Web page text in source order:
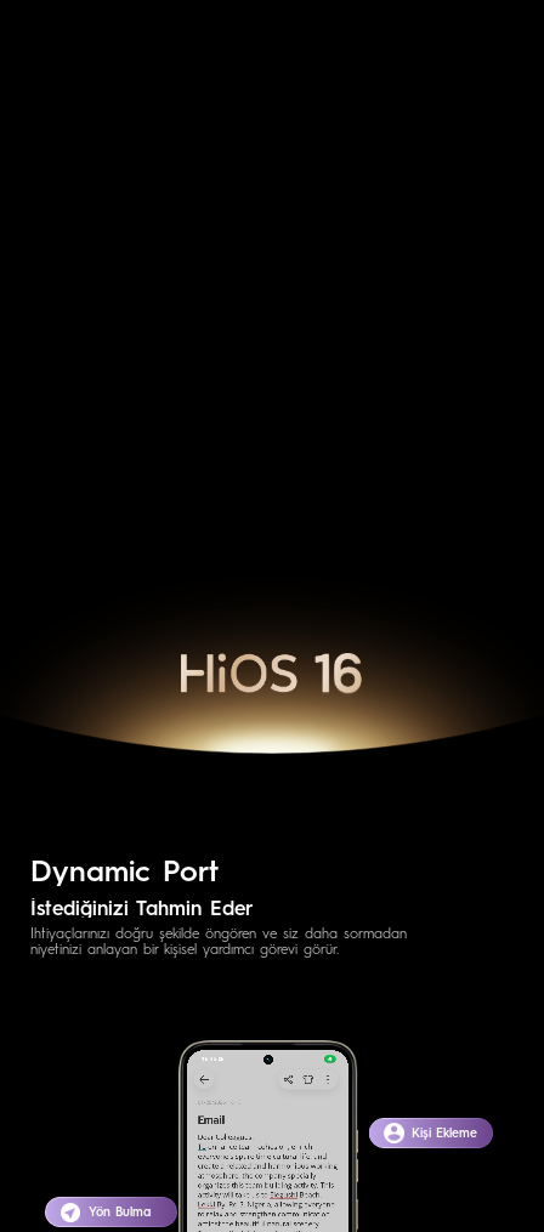
Dynamic Port
İstediğinizi Tahmin Eder
İhtiyaçlarınızı doğru şekilde öngören ve siz daha sormadan
niyetinizi anlayan bir kişisel yardımcı görevi görür.
Kişi Ekleme
Yön Bulma